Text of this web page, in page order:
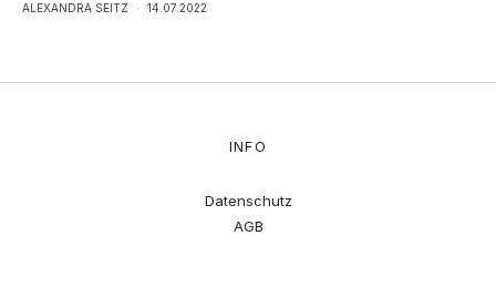
ALEXANDRA SEITZ · 14.07.2022
INFO
Datenschutz
AGB